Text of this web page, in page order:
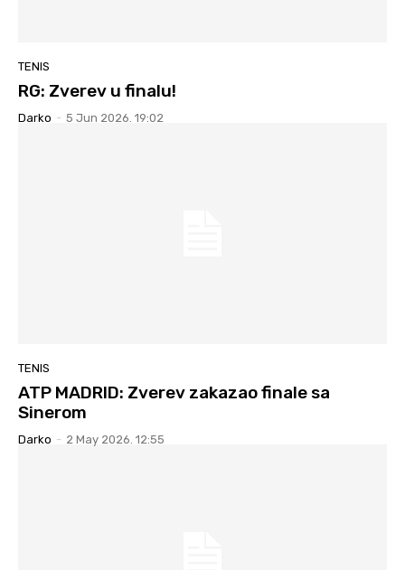
TENIS
RG: Zverev u finalu!
Darko - 5 Jun 2026. 19:02
TENIS
ATP MADRID: Zverev zakazao finale sa
Sinerom
Darko - 2 May 2026. 12:55